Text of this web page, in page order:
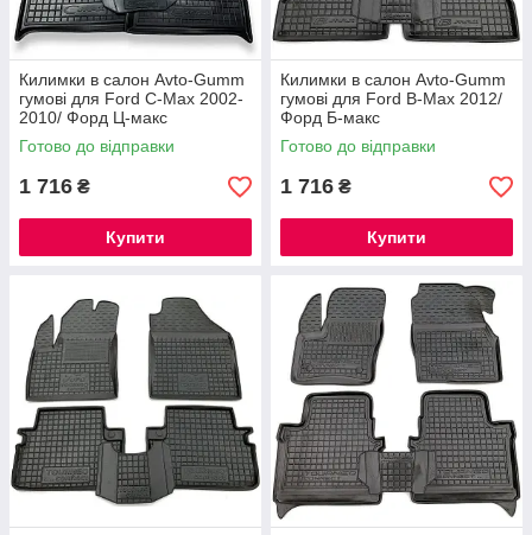
Знаходитеся у пошуку інтернет-
магазину, в якому можна
придбати гумові килимки Ford?
Раді вітати вас в Avtokovrik!
Уже більше 6 років ми займаємося продажем
найякісніших автомобільних аксесуарів. У нашому
асортименті представлені гумові килимки та вироби з
матеріалу EVA, ковпаки, органайзери та безліч інших
товарів!
Перейти до вибору
Килимки в салон Avto-Gumm
гумові для Ford C-Max 2002-
2010/ Форд Ц-макс
Готово до відправки
1 716 ₴
Купити
Килимки в салон Avto-Gumm
гумові для Ford B-Max 2012/
Форд Б-макс
Готово до відправки
1 716 ₴
Купити